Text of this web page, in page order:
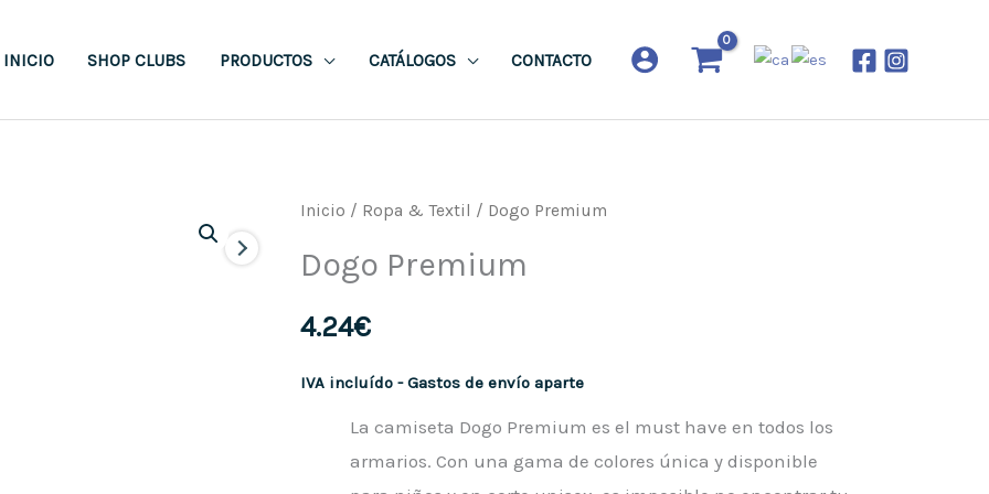
INICIO SHOP CLUBS PRODUCTOS CATÁLOGOS CONTACTO
Inicio / Ropa & Textil / Dogo Premium
Dogo Premium
4.24€
IVA incluído - Gastos de envío aparte
La camiseta Dogo Premium es el must have en todos los
armarios. Con una gama de colores única y disponible